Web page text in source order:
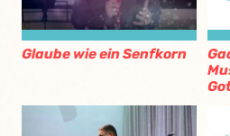
Glaube wie ein Senfkorn